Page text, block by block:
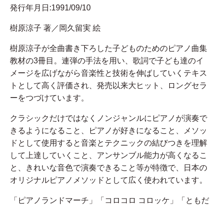
発行年月日:1991/09/10
樹原涼子 著／岡久留実 絵
樹原涼子が全曲書き下ろした子どものためのピアノ曲集
教材の3冊目。連弾の手法を用い、歌詞で子ども達のイ
メージを広げながら音楽性と技術を伸ばしていくテキス
トとして高く評価され、発売以来大ヒット、ロングセラ
ーをつづけています。
クラシックだけではなくノンジャンルにピアノが演奏で
きるようになること、ピアノが好きになること、メソッ
ドとして使用すると音楽とテクニックの結びつきを理解
して上達していくこと、アンサンブル能力が高くなるこ
と、きれいな音色で演奏できること等が特徴で、日本の
オリジナルピアノメソッドとして広く使われています。
「ピアノランドマーチ」「コロコロ コロッケ」「ともだ